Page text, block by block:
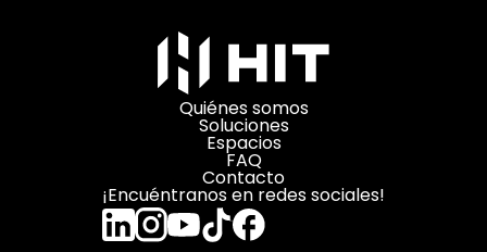
Quiénes somos
Soluciones
Espacios
FAQ
Contacto
¡Encuéntranos en redes sociales!